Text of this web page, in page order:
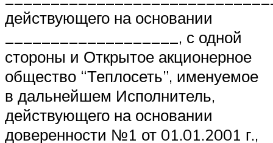
действующего на основании
___________________, с одной
стороны и Открытое акционерное
общество “Теплосеть”, именуемое
в дальнейшем Исполнитель,
действующего на основании
доверенности №1 от 01.01.2001 г.,